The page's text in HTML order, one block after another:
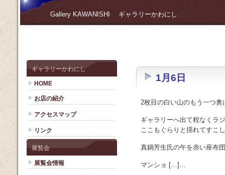
Gallery KAWANISHI ギャラリーかわにし
ギャラリーかわにし
HOME
お店の紹介
アクセスマップ
リンク
展覧会
展覧会情報
1月6日
2枚目の白い山のもう一つ奥
ギャラリーへ出て程なくラ
ここもぐらりと揺れてすこ
真鍋芳生氏の午を赤い座布
マンショ […]…